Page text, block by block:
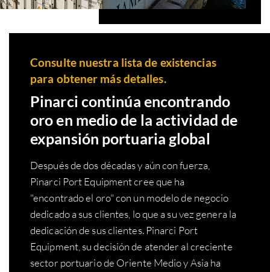
Consulte nuestra lista de existencias
para obtener más detalles.
Pinarci continúa encontrando
oro en medio de la actividad de
expansión portuaria global
Después de dos décadas y aún con fuerza,
Pinarci Port Equipment cree que ha
"encontrado el oro" con un modelo de negocio
dedicado a sus clientes, lo que a su vez genera la
dedicación de sus clientes. Pinarci Port
Equipment, su decisión de atender al creciente
sector portuario de Oriente Medio y Asia ha